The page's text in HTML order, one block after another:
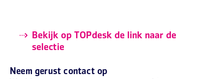
Bekijk op TOPdesk de link naar de
selectie
Neem gerust contact op